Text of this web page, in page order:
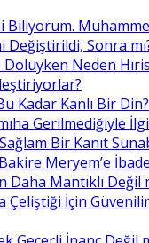
Biliyorum.
Değiştirildi, Sonra
Neden
Kadar Kanlı Bir Din?
Gerilmediğiyle
Bir Kanıt
Meryem’e
Daha Mantıklı Değil
Çeliştiği İçin